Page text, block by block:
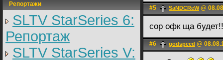
Репортажи
SLTV StarSeries 6:
Репортаж
SLTV StarSeries V:
#5 SaNDCReW@
сор офк ща
#6 godspeed @